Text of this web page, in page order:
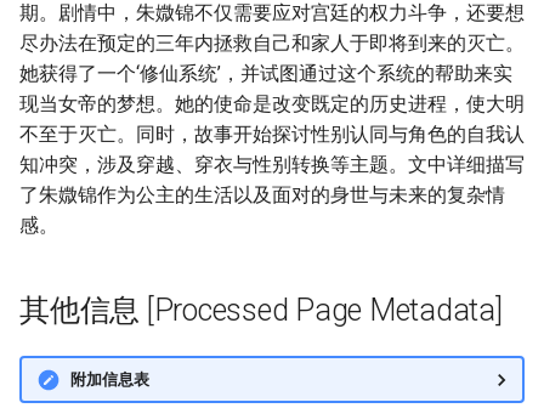
期。剧情中，朱媺锦不仅需要应对宫廷的权力斗争，还要想
尽办法在预定的三年内拯救自己和家人于即将到来的灭亡。
她获得了一个‘修仙系统’，并试图通过这个系统的帮助来实
现当女帝的梦想。她的使命是改变既定的历史进程，使大明
不至于灭亡。同时，故事开始探讨性别认同与角色的自我认
知冲突，涉及穿越、穿衣与性别转换等主题。文中详细描写
了朱媺锦作为公主的生活以及面对的身世与未来的复杂情
感。
其他信息 [Processed Page Metadata]
附加信息表